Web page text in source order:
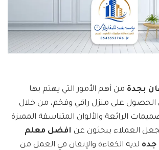
بجدة من أهم الأمور التي يهتم بها
على منزل راقي وفخم، من خلال
الرائعة والألوان المتناسقة المميزة
العملاء يبحثون عن افضل معلم
جده لديه الكفاءة والإتقان في العمل من